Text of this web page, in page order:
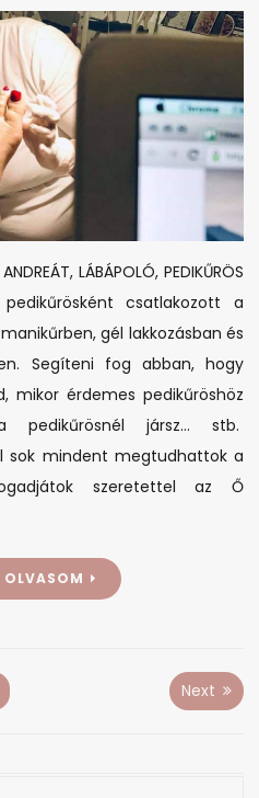
pedikűrös
szakember
bemutatkozása
LÁBÁPOLÓ, PEDIKŰRÖS
pedikűrösként csatlakozott a
gél lakkozásban és
Segíteni fog abban, hogy
mikor érdemes pedikűröshöz
jársz… stb.
sok mindent megtudhattok a
szeretettel az Ő
Next